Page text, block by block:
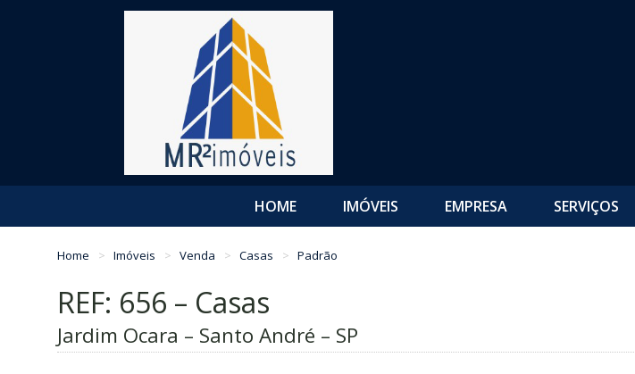
HOME IMÓVEIS EMPRESA SERVIÇOS
Home Imóveis Venda Casas Padrão
REF: 656 – Casas
Jardim Ocara – Santo André – SP